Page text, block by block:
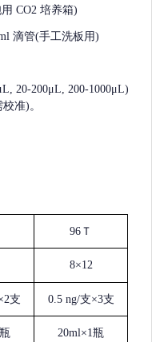
CO2 培养箱)
滴管(手工洗板用)
20-200μL, 200-1000μL)
准)。
96Ｔ
8×12
支 0.5 ng/支×3支
20ml×1瓶